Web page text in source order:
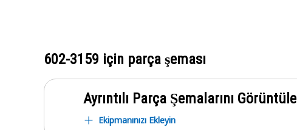
602-3159 için parça şeması
Ayrıntılı Parça Şemalarını Görüntüle
Ekipmanınızı Ekleyin